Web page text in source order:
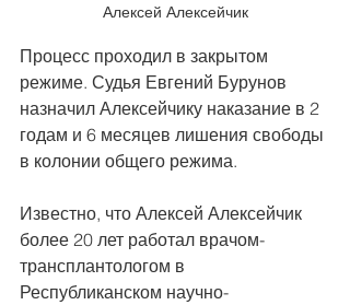
Алексей Алексейчик
Процесс проходил в закрытом
режиме. Судья Евгений Бурунов
назначил Алексейчику наказание в 2
годам и 6 месяцев лишения свободы
в колонии общего режима.
Известно, что Алексей Алексейчик
более 20 лет работал врачом-
трансплантологом в
Республиканском научно-